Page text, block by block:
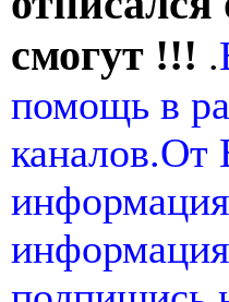
смогут !!! .
помощь в
каналов.От